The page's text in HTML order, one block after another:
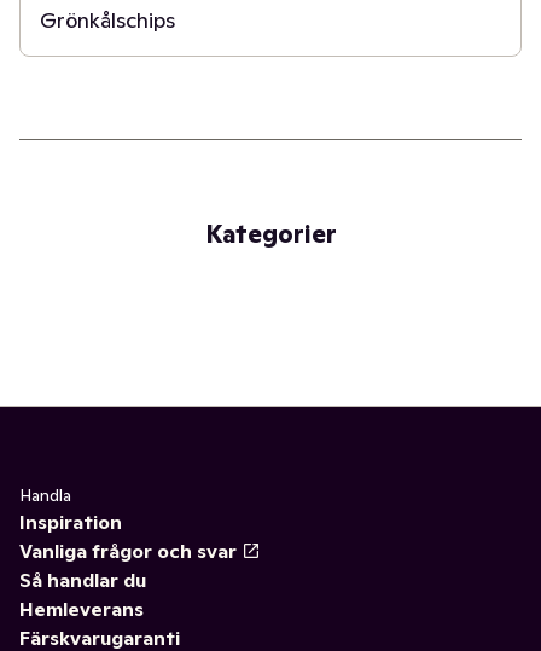
Grönkålschips
Kategorier
Handla
Inspiration
Vanliga frågor och svar
Så handlar du
Hemleverans
Färskvarugaranti